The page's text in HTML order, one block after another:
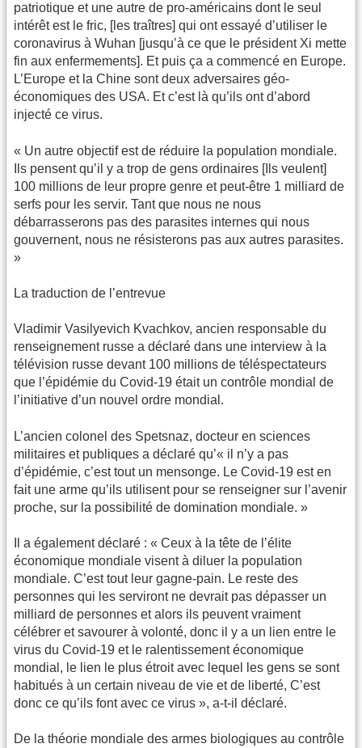
patriotique et une autre de pro-américains dont le seul
intérêt est le fric, [les traîtres] qui ont essayé d’utiliser le
coronavirus à Wuhan [jusqu’à ce que le président Xi mette
fin aux enfermements]. Et puis ça a commencé en Europe.
L’Europe et la Chine sont deux adversaires géo-
économiques des USA. Et c’est là qu’ils ont d’abord
injecté ce virus.
« Un autre objectif est de réduire la population mondiale.
Ils pensent qu’il y a trop de gens ordinaires [Ils veulent]
100 millions de leur propre genre et peut-être 1 milliard de
serfs pour les servir. Tant que nous ne nous
débarrasserons pas des parasites internes qui nous
gouvernent, nous ne résisterons pas aux autres parasites.
»
La traduction de l’entrevue
Vladimir Vasilyevich Kvachkov, ancien responsable du
renseignement russe a déclaré dans une interview à la
télévision russe devant 100 millions de téléspectateurs
que l’épidémie du Covid-19 était un contrôle mondial de
l’initiative d’un nouvel ordre mondial.
L’ancien colonel des Spetsnaz, docteur en sciences
militaires et publiques a déclaré qu’« il n’y a pas
d’épidémie, c’est tout un mensonge. Le Covid-19 est en
fait une arme qu’ils utilisent pour se renseigner sur l’avenir
proche, sur la possibilité de domination mondiale. »
Il a également déclaré : « Ceux à la tête de l’élite
économique mondiale visent à diluer la population
mondiale. C’est tout leur gagne-pain. Le reste des
personnes qui les serviront ne devrait pas dépasser un
milliard de personnes et alors ils peuvent vraiment
célébrer et savourer à volonté, donc il y a un lien entre le
virus du Covid-19 et le ralentissement économique
mondial, le lien le plus étroit avec lequel les gens se sont
habitués à un certain niveau de vie et de liberté, C’est
donc ce qu’ils font avec ce virus », a-t-il déclaré.
De la théorie mondiale des armes biologiques au contrôle